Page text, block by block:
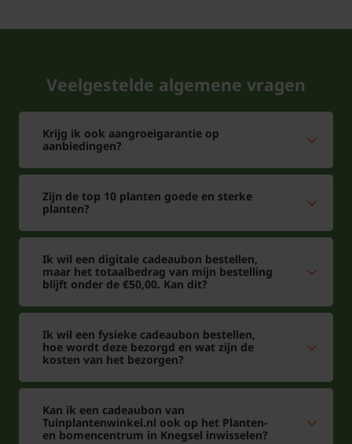
Veelgestelde algemene vragen
Krijg ik ook aangroeigarantie op
aanbiedingen?
Zijn de top 10 planten goede en sterke
planten?
Ik wil een digitale cadeaubon bestellen,
maar het totaalbedrag van mijn bestelling
blijft onder de €50,00. Kan dit?
Ik wil een fysieke cadeaubon bestellen,
hoe wordt deze bezorgd en wat zijn de
kosten van het bezorgen?
Kan ik een cadeaubon van
Tuinplantenwinkel.nl ook op het Planten-
en bomencentrum in Knegsel inwisselen?